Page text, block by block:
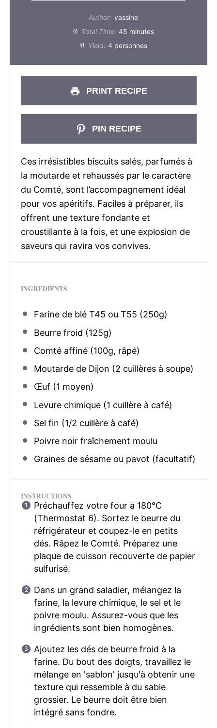
Author: yassine
Total Time: 45 minutes
Yield: 4 personnes
PRINT RECIPE
PIN RECIPE
Ces irrésistibles biscuits salés, parfumés à
la moutarde et rehaussés par le caractère
du Comté, sont l’accompagnement idéal
pour vos apéritifs. Faciles à préparer, ils
offrent une texture fondante et
croustillante à la fois, et une explosion de
saveurs qui ravira vos convives.
INGREDIENTS
Farine de blé T45 ou T55 (250g)
Beurre froid (125g)
Comté affiné (100g, râpé)
Moutarde de Dijon (2 cuillères à soupe)
Œuf (1 moyen)
Levure chimique (1 cuillère à café)
Sel fin (1/2 cuillère à café)
Poivre noir fraîchement moulu
Graines de sésame ou pavot (facultatif)
INSTRUCTIONS
Préchauffez votre four à 180°C
(Thermostat 6). Sortez le beurre du
réfrigérateur et coupez-le en petits
dés. Râpez le Comté. Préparez une
plaque de cuisson recouverte de papier
sulfurisé.
Dans un grand saladier, mélangez la
farine, la levure chimique, le sel et le
poivre moulu. Assurez-vous que les
ingrédients sont bien homogènes.
Ajoutez les dés de beurre froid à la
farine. Du bout des doigts, travaillez le
mélange en 'sablon' jusqu'à obtenir une
texture qui ressemble à du sable
grossier. Le beurre doit être bien
intégré sans fondre.